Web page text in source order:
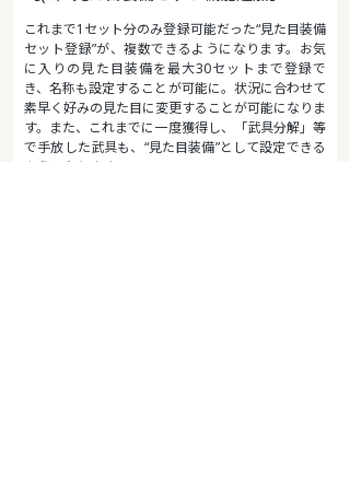
これまで1セット分のみ登録可能だった“見た目装備
セット登録”が、複数できるようになります。お気
に入りの見た目装備を最大30セットまで登録で
き、名称も設定することが可能に。状況に合わせて
素早く好みの見た目に変更することが可能になりま
す。また、これまでに一度獲得し、「武具分解」等
で手放した武具も、“見た目装備”として設定できる
ようになります。